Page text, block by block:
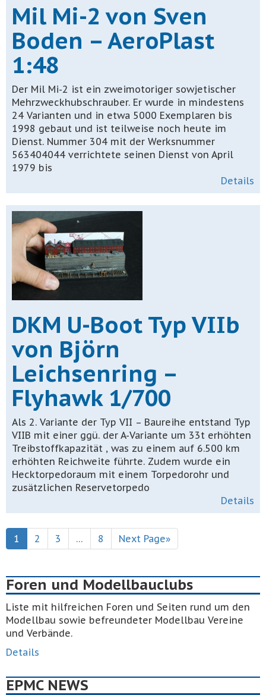
Mil Mi-2 von Sven
Boden – AeroPlast
1:48
Der Mil Mi-2 ist ein zweimotoriger sowjetischer
Mehrzweckhubschrauber. Er wurde in mindestens
24 Varianten und in etwa 5000 Exemplaren bis
1998 gebaut und ist teilweise noch heute im
Dienst. Nummer 304 mit der Werksnummer
563404044 verrichtete seinen Dienst von April
1979 bis
Details
DKM U-Boot Typ VIIb
von Björn
Leichsenring –
Flyhawk 1/700
Als 2. Variante der Typ VII – Baureihe entstand Typ
VIIB mit einer ggü. der A-Variante um 33t erhöhten
Treibstoffkapazität , was zu einem auf 6.500 km
erhöhten Reichweite führte. Zudem wurde ein
Hecktorpedoraum mit einem Torpedorohr und
zusätzlichen Reservetorpedo
Details
1 2 3 … 8 Next Page»
Foren und Modellbauclubs
Liste mit hilfreichen Foren und Seiten rund um den
Modellbau sowie befreundeter Modellbau Vereine
und Verbände.
Details
EPMC NEWS